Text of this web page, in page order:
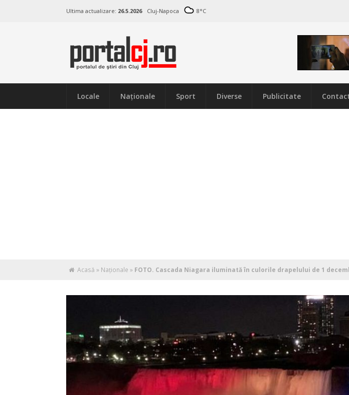
Ultima actualizare: 26.5.2026 Cluj-Napoca 8°C
Locale Naţionale Sport Diverse Publicitate
Acasă » Naţionale » FOTO. Cascada Niagara iluminată în culorile drapelului de 1